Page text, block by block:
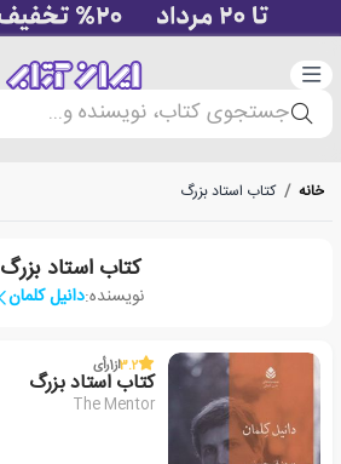
دسته‌بندی
جستجوی کتاب، نویسنده و...
خانه / کتاب استاد بزرگ
کتاب استاد بزرگ
نویسنده:دانیل کلمان
3.2از1رأی
کتاب استاد بزرگ
The Mentor